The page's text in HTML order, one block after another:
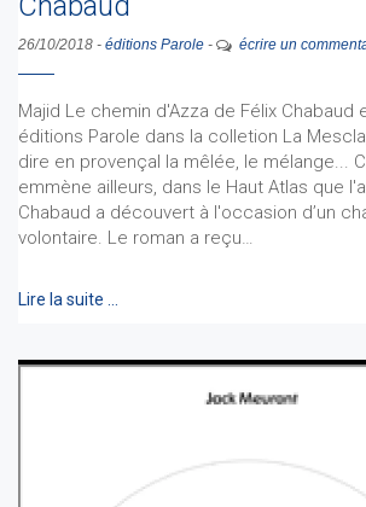
26/10/2018 - éditions Parole - écrire un
Majid Le chemin d'Azza de Félix Chabaud
éditions Parole dans la colletion La
dire en provençal la mêlée, le mélange...
emmène ailleurs, dans le Haut Atlas que
Chabaud a découvert à l'occasion d’un
volontaire. Le roman a reçu…
Lire la suite …